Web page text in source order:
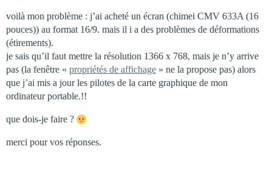
voilà mon problème : j’ai acheté un écran (chimei CMV 633A (16
pouces)) au format 16/9. mais il i a des problèmes de déformations
(étirements).
je sais qu’il faut mettre la résolution 1366 x 768, mais je n’y arrive
pas (la fenêtre « propriétés de affichage » ne la propose pas) alors
que j’ai mis a jour les pilotes de la carte graphique de mon
ordinateur portable.!!
que dois-je faire ?
merci pour vos réponses.